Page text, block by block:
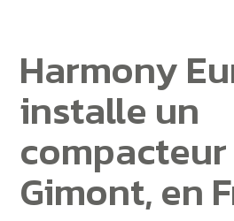
Harmony
installe un
compacteur
Gimont, en